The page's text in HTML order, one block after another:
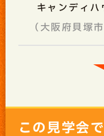
キャンディハ
（大阪府貝塚
この見学会